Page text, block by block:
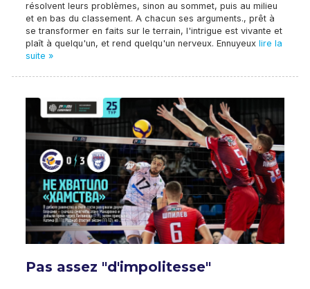
résolvent leurs problèmes, sinon au sommet, puis au milieu
et en bas du classement. A chacun ses arguments., prêt à
se transformer en faits sur le terrain, l'intrigue est vivante et
plaît à quelqu'un, et rend quelqu'un nerveux. Ennuyeux lire la
suite »
Pas assez "d'impolitesse"